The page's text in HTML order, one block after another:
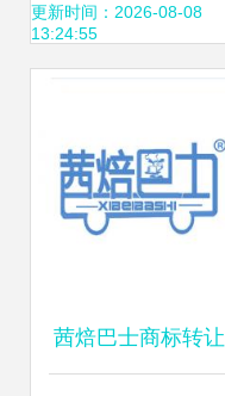
转让合法有效
更新时间：2026-08-08
13:24:55
茜焙巴士商标转让